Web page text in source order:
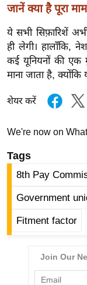
ली
ड
हॉ
ली
ड
ल्म
स
क्षा
B
जानें क्या है पूरा
ये सभी सिफ़ारिशें
ही लेगी। हालाँकि,
कई यूनियनों की एक
माना जाता है, क्योंकि
शेयर करें
We're now on
Tags
8th Pay
Government
Fitment factor